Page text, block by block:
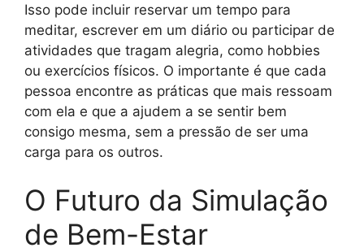
Isso pode incluir reservar um tempo para
meditar, escrever em um diário ou participar de
atividades que tragam alegria, como hobbies
ou exercícios físicos. O importante é que cada
pessoa encontre as práticas que mais ressoam
com ela e que a ajudem a se sentir bem
consigo mesma, sem a pressão de ser uma
carga para os outros.
O Futuro da Simulação
de Bem-Estar